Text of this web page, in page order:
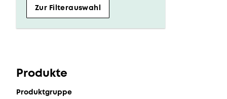
Zur Filterauswahl
Produkte
Produktgruppe